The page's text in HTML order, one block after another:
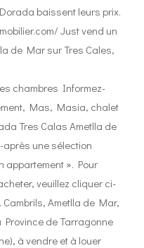
baissent leurs prix.
Just vend un
de Mar sur Tres Cales,
chambres Informez-
Mas, Masia, chalet
Tres Calas Ametlla de
après une sélection
appartement ». Pour
veuillez cliquer ci-
Ametlla de Mar,
Province de Tarragonne
à vendre et à louer